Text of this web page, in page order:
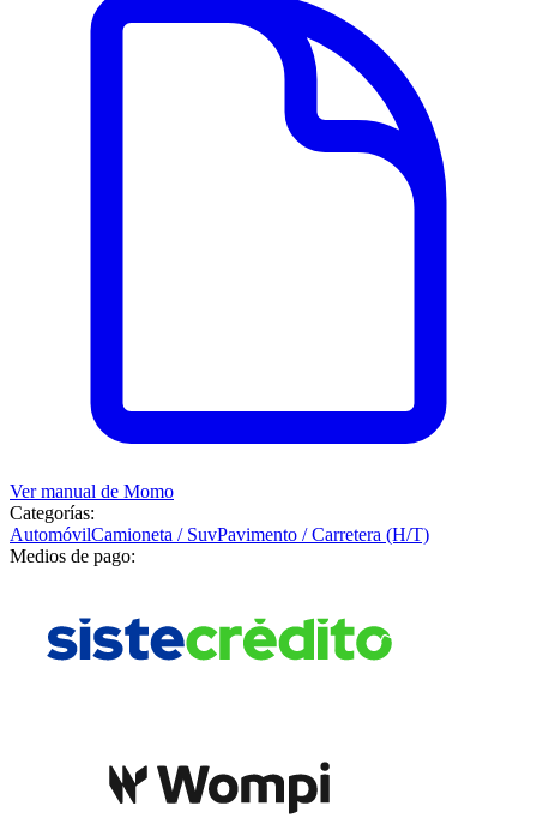
Ver manual de Momo
Categorías:
AutomóvilCamioneta / SuvPavimento / Carretera (H/T)
Medios de pago: